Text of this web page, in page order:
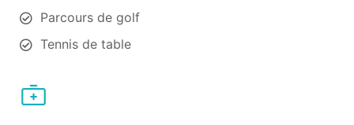
Parcours de golf
Tennis de table